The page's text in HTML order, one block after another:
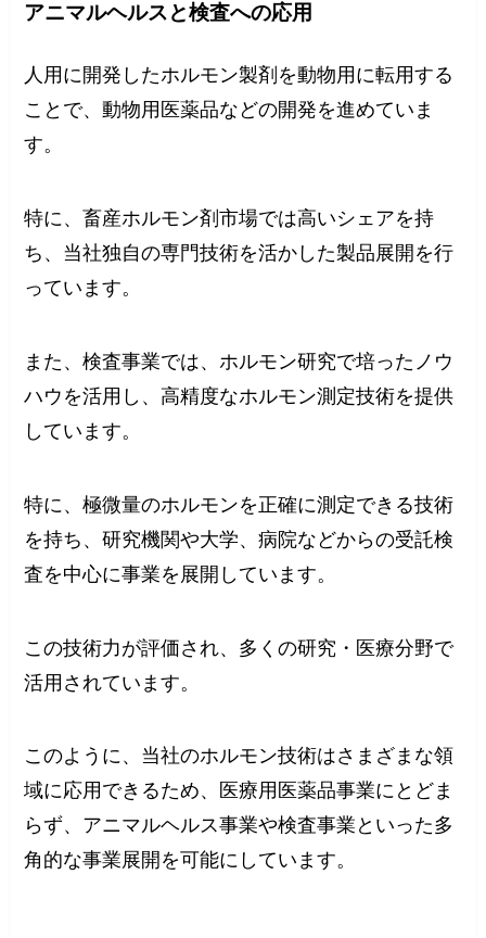
アニマルヘルスと検査への応用
人用に開発したホルモン製剤を動物用に転用する
ことで、動物用医薬品などの開発を進めていま
す。
特に、畜産ホルモン剤市場では高いシェアを持
ち、当社独自の専門技術を活かした製品展開を行
っています。
また、検査事業では、ホルモン研究で培ったノウ
ハウを活用し、高精度なホルモン測定技術を提供
しています。
特に、極微量のホルモンを正確に測定できる技術
を持ち、研究機関や大学、病院などからの受託検
査を中心に事業を展開しています。
この技術力が評価され、多くの研究・医療分野で
活用されています。
このように、当社のホルモン技術はさまざまな領
域に応用できるため、医療用医薬品事業にとどま
らず、アニマルヘルス事業や検査事業といった多
角的な事業展開を可能にしています。